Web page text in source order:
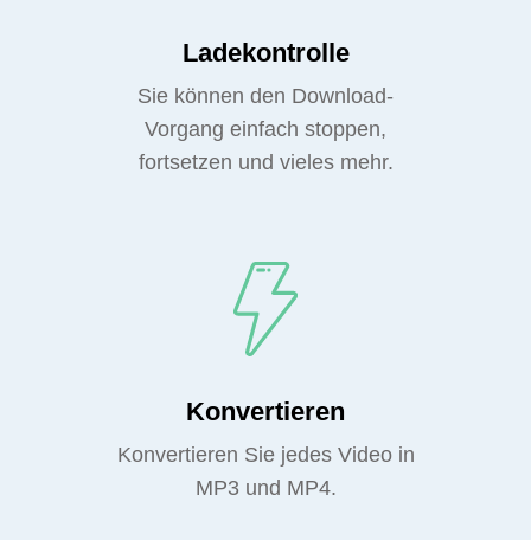
Ladekontrolle
Sie können den Download-
Vorgang einfach stoppen,
fortsetzen und vieles mehr.
Konvertieren
Konvertieren Sie jedes Video in
MP3 und MP4.